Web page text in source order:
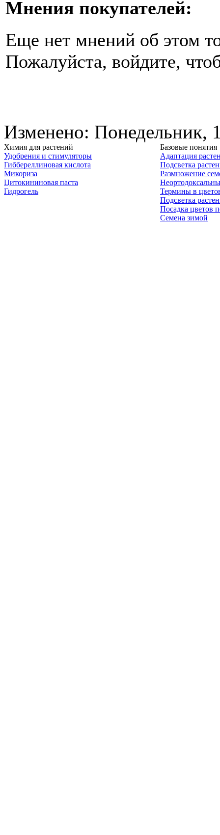
Мнения покупателей:
Еще нет мнений об этом
Пожалуйста, войдите,
Изменено: Понедельник,
Химия для растений
Удобрения и стимуляторы
Гиббереллиновая кислота
Микориза
Цитокининовая паста
Гидрогель
Базовые понятия
Адаптация
Подсветка
Размножение
Термины в
Подсветка
Посадка цветов
Семена зимой